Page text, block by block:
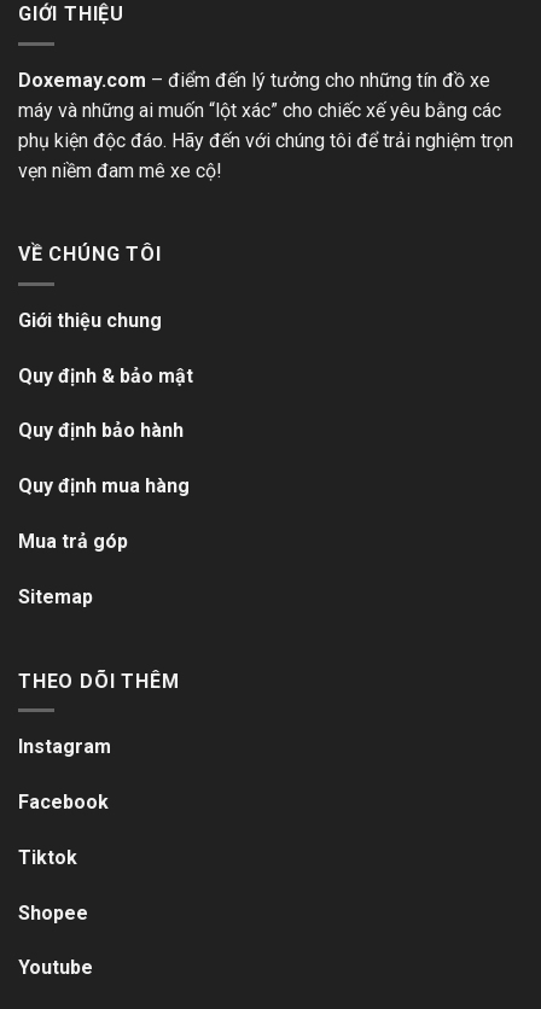
GIỚI THIỆU
Doxemay.com – điểm đến lý tưởng cho những tín đồ xe
máy và những ai muốn “lột xác” cho chiếc xế yêu bằng các
phụ kiện độc đáo. Hãy đến với chúng tôi để trải nghiệm trọn
vẹn niềm đam mê xe cộ!
VỀ CHÚNG TÔI
Giới thiệu chung
Quy định & bảo mật
Quy định bảo hành
Quy định mua hàng
Mua trả góp
Sitemap
THEO DÕI THÊM
Instagram
Facebook
Tiktok
Shopee
Youtube